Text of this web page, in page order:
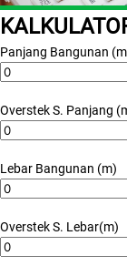
Panjang Bangunan
Overstek S. Panjang
Lebar Bangunan (m)
Overstek S. Lebar(m)